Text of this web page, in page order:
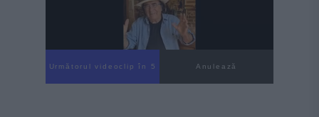
Următorul videoclip în 3 Anulează